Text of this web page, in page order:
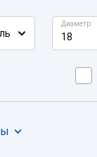
Диаметр
18